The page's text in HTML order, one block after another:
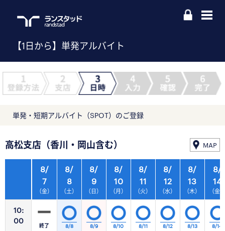
【1日から】単発アルバイト
単発・短期アルバイト（SPOT）のご登録
高松支店（香川・岡山含む） MAP
10:
00
8/
7
（金）
8/
8
（土）
8/
9
（日）
8/
10
（月）
8/
11
（火）
8/
12
（水）
8/
13
（木）
終了 8/8 8/9 8/10 8/11 8/12 8/13
8/
14
（金）
8/14